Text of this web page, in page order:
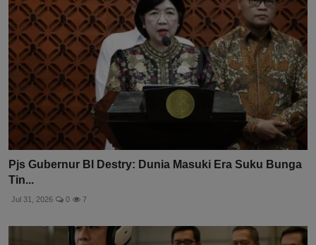
Pjs Gubernur BI Destry: Dunia Masuki Era Suku Bunga
Tin...
Jul 31, 2026 0 7